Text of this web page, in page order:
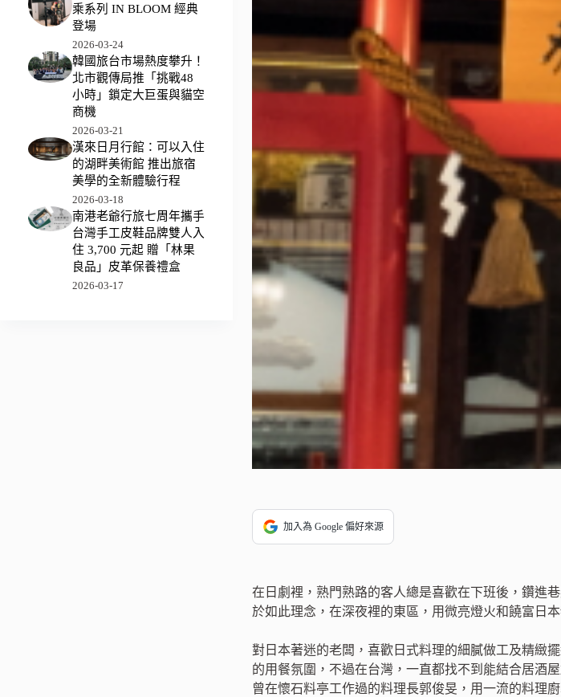
加入為 Google 偏好來源
在日劇裡，熟門熟路的客人總是喜歡在下班後，鑽進
於如此理念，在深夜裡的東區，用微亮燈火和饒富日
對日本著迷的老闆，喜歡日式料理的細膩做工及精緻
的用餐氛圍，不過在台灣，一直都找不到能結合居酒
曾在懷石料亭工作過的料理長郭俊旻，用一流的料理
乘系列 IN BLOOM 經典
登場
2026-03-24
韓國旅台市場熱度攀升！
北市觀傳局推「挑戰48
小時」鎖定大巨蛋與貓空
商機
2026-03-21
漢來日月行館：可以入住
的湖畔美術館 推出旅宿
美學的全新體驗行程
2026-03-18
南港老爺行旅七周年攜手
台灣手工皮鞋品牌雙人入
住 3,700 元起 贈「林果
良品」皮革保養禮盒
2026-03-17